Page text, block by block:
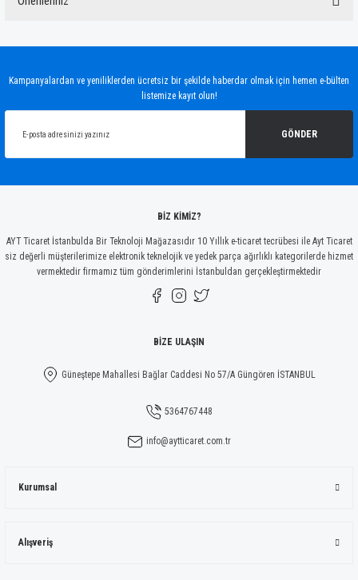
Ürün açıklamasında eksik bilgiler bulunuyor.
Gönder
Kampanyalardan ve yeniliklerden ücretsiz bir şekilde haberdar olmak için hemen e-bülten
listemize kayıt olun!
GÖNDER
BİZ KİMİZ?
AYT Ticaret İstanbulda Bir Teknoloji Mağazasıdır 10 Yıllık e-ticaret tecrübesi ile Ayt Ticaret
siz değerli müşterilerimize elektronik teknelojik ve yedek parça ağırlıklı kategorilerde hizmet
vermektedir firmamız tüm gönderimlerini İstanbuldan gerçekleştirmektedir
BİZE ULAŞIN
Güneştepe Mahallesi Bağlar Caddesi No 57/A Güngören İSTANBUL
5364767448
info@aytticaret.com.tr
Kurumsal
Alışveriş